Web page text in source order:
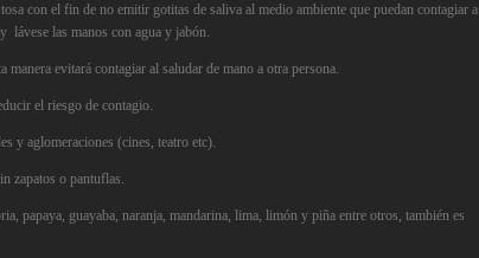
con el fin de no emitir gotitas de saliva al medio ambiente que puedan contagiar a
lávese las manos con agua y jabón.
evitará contagiar al saludar de mano a otra persona.
el riesgo de contagio.
y aglomeraciones (cines, teatro etc).
zapatos o pantuflas.
papaya, guayaba, naranja, mandarina, lima, limón y piña entre otros, también es